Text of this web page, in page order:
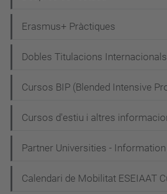
Erasmus+ Pràctiques
Dobles Titulacions Internacionals
Cursos BIP (Blended Intensive
Cursos d'estiu i altres
Partner Universities - Information
Calendari de Mobilitat ESEIAAT